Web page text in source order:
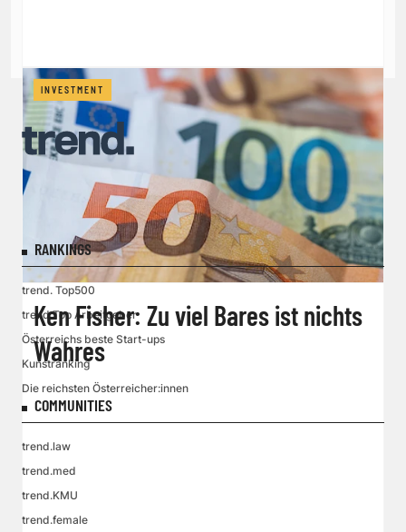
INVESTMENT
Ken Fisher: Zu viel Bares ist nichts
Wahres
RANKINGS
trend. Top500
trend.Top Arbeitgeber
Österreichs beste Start-ups
Kunstranking
Die reichsten Österreicher:innen
COMMUNITIES
trend.law
trend.med
trend.KMU
trend.female